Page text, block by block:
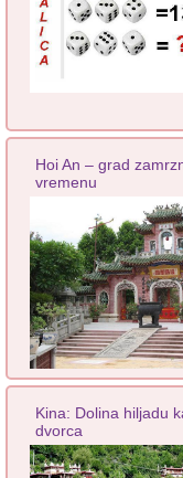
Hoi An – grad
vremenu
Kina: Dolina hiljadu
dvorca